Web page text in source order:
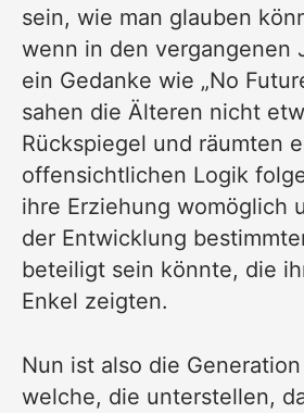
sein, wie man glauben
wenn in den vergangenen
ein Gedanke wie „No
sahen die Älteren nicht
Rückspiegel und räumten
offensichtlichen Logik
ihre Erziehung womöglich
der Entwicklung
beteiligt sein könnte, die
Enkel zeigten.
Nun ist also die
welche, die unterstellen,